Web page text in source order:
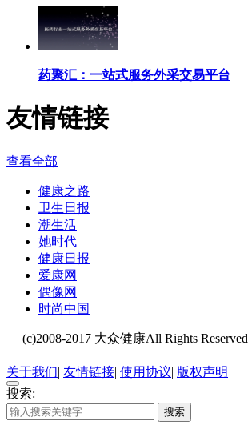
药聚汇：一站式服务外采交易平台
友情链接
查看全部
健康之路
卫生日报
潮生活
她时代
健康日报
爱康网
偶像网
时尚中国
(c)2008-2017 大众健康All Rights Reserved
关于我们| 友情链接| 使用协议| 版权声明
搜索:
搜索